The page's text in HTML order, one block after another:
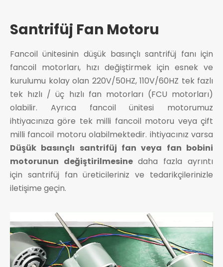
Santrifüj Fan Motoru
Fancoil ünitesinin düşük basınçlı santrifüj fanı için
fancoil motorları, hızı değiştirmek için esnek ve
kurulumu kolay olan 220V/50HZ, 110V/60HZ tek fazlı
tek hızlı / üç hızlı fan motorları (FCU motorları)
olabilir. Ayrıca fancoil ünitesi motorumuz
ihtiyacınıza göre tek milli fancoil motoru veya çift
milli fancoil motoru olabilmektedir. ihtiyacınız varsa
Düşük basınçlı santrifüj fan veya fan bobini
motorunun değiştirilmesine daha fazla ayrıntı
için santrifüj fan üreticileriniz ve tedarikçilerinizle
iletişime geçin.